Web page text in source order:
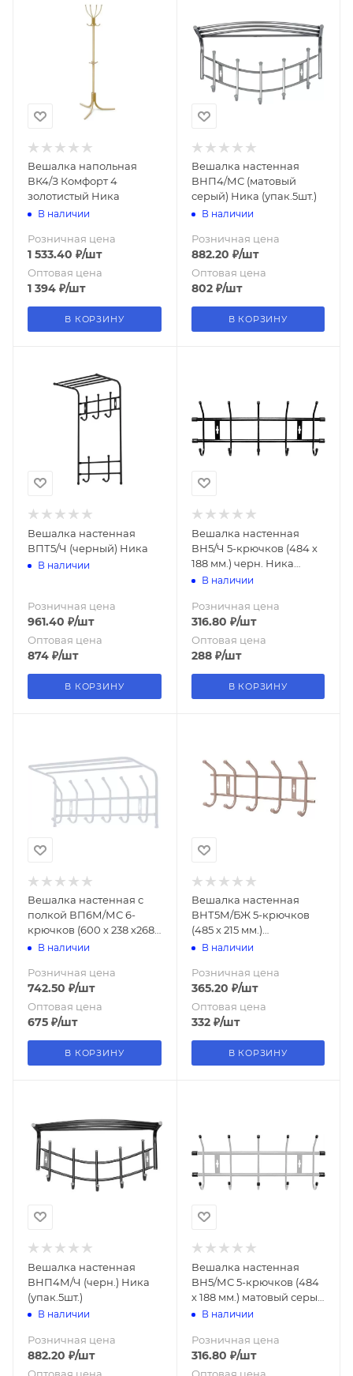
Вешалка напольная
ВК4/З Комфорт 4
золотистый Ника
В наличии
Розничная цена
1 533.40 ₽/шт
Оптовая цена
1 394 ₽/шт
В КОРЗИНУ
Вешалка настенная
ВНП4/МС (матовый
серый) Ника (упак.5шт.)
В наличии
Розничная цена
882.20 ₽/шт
Оптовая цена
802₽/шт
В КОРЗИНУ
Вешалка настенная
ВПТ5/Ч (черный) Ника
В наличии
Розничная цена
961.40 ₽/шт
Оптовая цена
874 ₽/шт
В КОРЗИНУ
Вешалка настенная
ВН5/Ч 5-крючков (484 х
188 мм.) черн. Ника
(упак.5 )
В наличии
Розничная цена
316.80 ₽/шт
Оптовая цена
288₽/шт
В КОРЗИНУ
Вешалка настенная с
полкой ВП6М/МС 6-
крючков (600 х 238 х268
h мм.) матовый серый
В наличии
Розничная цена
742.50 ₽/шт
Оптовая цена
675 ₽/шт
В КОРЗИНУ
Вешалка настенная
ВНТ5М/БЖ 5-крючков
(485 х 215 мм.)
беж.металлик Ника
В наличии
Розничная цена
365.20 ₽/шт
Оптовая цена
332₽/шт
В КОРЗИНУ
Вешалка настенная
ВНП4М/Ч (черн.) Ника
(упак.5шт.)
В наличии
Розничная цена
882.20 ₽/шт
Оптовая цена
Вешалка настенная
ВН5/МС 5-крючков (484
х 188 мм.) матовый серый
Ника (упак.5 )
В наличии
Розничная цена
316.80 ₽/шт
Оптовая цена